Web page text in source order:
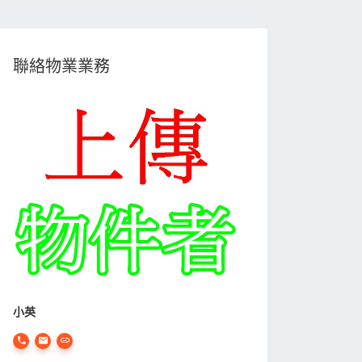
聯絡物業業務
小英